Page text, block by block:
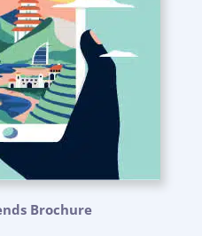
Brochure